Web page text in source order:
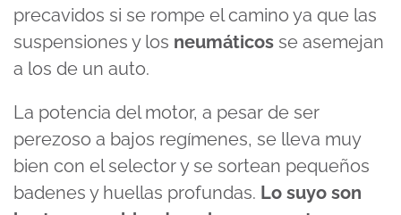
precavidos si se rompe el camino ya que las
suspensiones y los neumáticos se asemejan
a los de un auto.
La potencia del motor, a pesar de ser
perezoso a bajos regímenes, se lleva muy
bien con el selector y se sortean pequeños
badenes y huellas profundas. Lo suyo son